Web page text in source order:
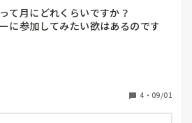
て月にどれくらいですか？
に参加してみたい欲はあるのです
いし、全て参加してたら大変だと思
4 ・ 09/01